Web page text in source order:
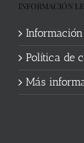
INFORMACIÓN
Política de
Más